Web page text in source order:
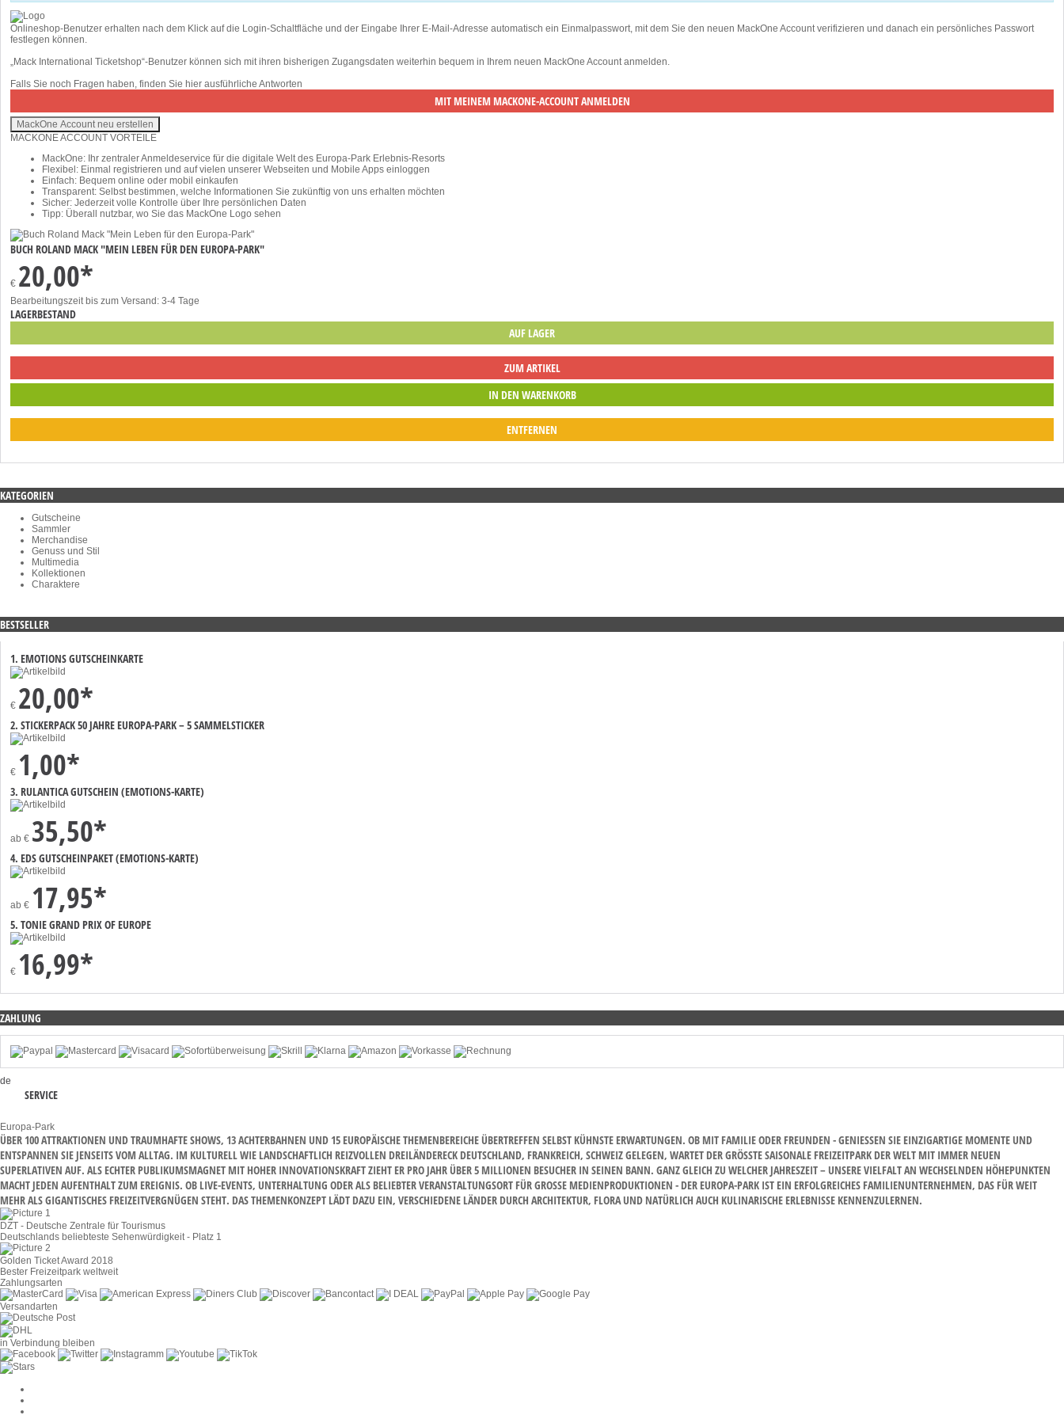
Onlineshop-Benutzer erhalten nach dem Klick auf die Login-Schaltfläche und der Eingabe Ihrer E-Mail-Adresse automatisch ein Einmalpasswort, mit dem Sie den neuen MackOne Account verifizieren und danach ein persönliches Passwort
festlegen können.
„Mack International Ticketshop“-Benutzer können sich mit ihren bisherigen Zugangsdaten weiterhin bequem in Ihrem neuen MackOne Account anmelden.
Falls Sie noch Fragen haben, finden Sie hier ausführliche Antworten
MACKONE ACCOUNT VORTEILE
MackOne: Ihr zentraler Anmeldeservice für die digitale Welt des Europa-Park Erlebnis-Resorts
Flexibel: Einmal registrieren und auf vielen unserer Webseiten und Mobile Apps einloggen
Einfach: Bequem online oder mobil einkaufen
Transparent: Selbst bestimmen, welche Informationen Sie zukünftig von uns erhalten möchten
Sicher: Jederzeit volle Kontrolle über Ihre persönlichen Daten
Tipp: Überall nutzbar, wo Sie das MackOne Logo sehen
BUCH ROLAND MACK "MEIN LEBEN FÜR DEN EUROPA-PARK"
€ 20,00*
Bearbeitungszeit bis zum Versand: 3-4 Tage
LAGERBESTAND
AUF LAGER
ZUM ARTIKEL
ENTFERNEN
KATEGORIEN
Gutscheine
Sammler
Merchandise
Genuss und Stil
Multimedia
Kollektionen
Charaktere
BESTSELLER
1. EMOTIONS GUTSCHEINKARTE
€ 20,00*
2. STICKERPACK 50 JAHRE EUROPA-PARK – 5 SAMMELSTICKER
€ 1,00*
3. RULANTICA GUTSCHEIN (EMOTIONS-KARTE)
ab € 35,50*
4. EDS GUTSCHEINPAKET (EMOTIONS-KARTE)
ab € 17,95*
5. TONIE GRAND PRIX OF EUROPE
€ 16,99*
ZAHLUNG
de
SERVICE
Europa-Park
ÜBER 100 ATTRAKTIONEN UND TRAUMHAFTE SHOWS, 13 ACHTERBAHNEN UND 15 EUROPÄISCHE THEMENBEREICHE ÜBERTREFFEN SELBST KÜHNSTE ERWARTUNGEN. OB MIT FAMILIE ODER FREUNDEN - GENIESSEN SIE EINZIGARTIGE MOMENTE UND E
NTSPANNEN SIE JENSEITS VOM ALLTAG. IM KULTURELL WIE LANDSCHAFTLICH REIZVOLLEN DREILÄNDERECK DEUTSCHLAND, FRANKREICH, SCHWEIZ GELEGEN, WARTET DER GRÖSSTE SAISONALE FREIZEITPARK DER WELT MIT IMMER NEUEN SU
PERLATIVEN AUF. ALS ECHTER PUBLIKUMSMAGNET MIT HOHER INNOVATIONSKRAFT ZIEHT ER PRO JAHR ÜBER 5 MILLIONEN BESUCHER IN SEINEN BANN. GANZ GLEICH ZU WELCHER JAHRESZEIT – UNSERE VIELFALT AN WECHSELNDEN HÖHEPUNKTEN MA
CHT JEDEN AUFENTHALT ZUM EREIGNIS. OB LIVE-EVENTS, UNTERHALTUNG ODER ALS BELIEBTER VERANSTALTUNGSORT FÜR GROSSE MEDIENPRODUKTIONEN - DER EUROPA-PARK IST EIN ERFOLGREICHES FAMILIENUNTERNEHMEN, DAS FÜR WEIT MEH
R ALS GIGANTISCHES FREIZEITVERGNÜGEN STEHT. DAS THEMENKONZEPT LÄDT DAZU EIN, VERSCHIEDENE LÄNDER DURCH ARCHITEKTUR, FLORA UND NATÜRLICH AUCH KULINARISCHE ERLEBNISSE KENNENZULERNEN.
DZT - Deutsche Zentrale für Tourismus
Deutschlands beliebteste Sehenwürdigkeit - Platz 1
Golden Ticket Award 2018
Bester Freizeitpark weltweit
Zahlungsarten
Versandarten
in Verbindung bleiben